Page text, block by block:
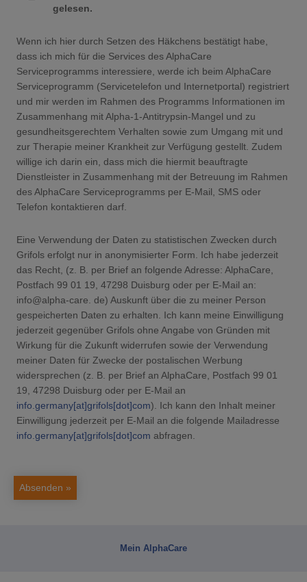
gelesen.
Wenn ich hier durch Setzen des Häkchens bestätigt habe,
dass ich mich für die Services des AlphaCare
Serviceprogramms interessiere, werde ich beim AlphaCare
Serviceprogramm (Servicetelefon und Internetportal) registriert
und mir werden im Rahmen des Programms Informationen im
Zusammenhang mit Alpha-1-Antitrypsin-Mangel und zu
gesundheitsgerechtem Verhalten sowie zum Umgang mit und
zur Therapie meiner Krankheit zur Verfügung gestellt. Zudem
willige ich darin ein, dass mich die hiermit beauftragte
Dienstleister in Zusammenhang mit der Betreuung im Rahmen
des AlphaCare Serviceprogramms per E-Mail, SMS oder
Telefon kontaktieren darf.
Eine Verwendung der Daten zu statistischen Zwecken durch
Grifols erfolgt nur in anonymisierter Form. Ich habe jederzeit
das Recht, (z. B. per Brief an folgende Adresse: AlphaCare,
Postfach 99 01 19, 47298 Duisburg oder per E-Mail an:
info@alpha-care. de) Auskunft über die zu meiner Person
gespeicherten Daten zu erhalten. Ich kann meine Einwilligung
jederzeit gegenüber Grifols ohne Angabe von Gründen mit
Wirkung für die Zukunft widerrufen sowie der Verwendung
meiner Daten für Zwecke der postalischen Werbung
widersprechen (z. B. per Brief an AlphaCare, Postfach 99 01
19, 47298 Duisburg oder per E-Mail an
info.germany[at]grifols[dot]com). Ich kann den Inhalt meiner
Einwilligung jederzeit per E-Mail an die folgende Mailadresse
info.germany[at]grifols[dot]com abfragen.
Absenden »
Mein AlphaCare